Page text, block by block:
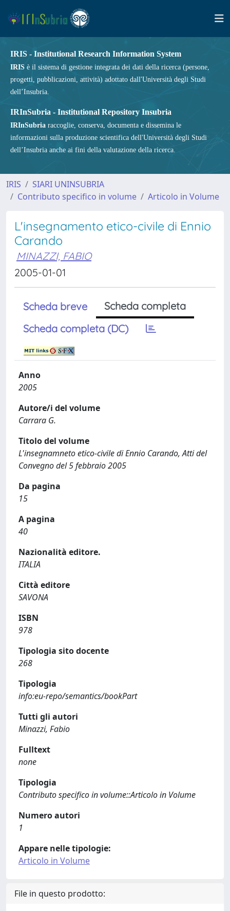
IRIS - Institutional Research Information System
IRIS è il sistema di gestione integrata dei dati della ricerca (persone,
progetti, pubblicazioni, attività) adottato dall'Università degli Studi
dell’Insubria.
IRInSubria - Institutional Repository Insubria
IRInSubria raccoglie, conserva, documenta e dissemina le
informazioni sulla produzione scientifica dell'Università degli Studi
dell’Insubria anche ai fini della valutazione della ricerca.
IRIS
SIARI UNINSUBRIA
Contributo specifico in volume
Articolo in Volume
L'insegnamento etico-civile di Ennio
Carando
MINAZZI, FABIO
2005-01-01
Scheda breve
Scheda completa
Scheda completa (DC)
Anno
2005
Autore/i del volume
Carrara G.
Titolo del volume
L'insegnamneto etico-civile di Ennio Carando, Atti del
Convegno del 5 febbraio 2005
Da pagina
15
A pagina
40
Nazionalità editore.
ITALIA
Città editore
SAVONA
ISBN
978
Tipologia sito docente
268
Tipologia
info:eu-repo/semantics/bookPart
Tutti gli autori
Minazzi, Fabio
Fulltext
none
Tipologia
Contributo specifico in volume::Articolo in Volume
Numero autori
1
Appare nelle tipologie:
Articolo in Volume
File in questo prodotto: